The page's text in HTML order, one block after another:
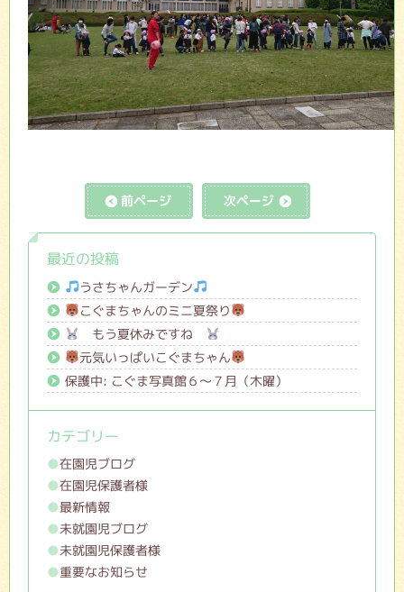
前の記事へ
最近の投稿
うさちゃんガーデン
こぐまちゃんのミニ夏祭り
もう夏休みですね
元気いっぱいこぐまちゃん
保護中: こぐま写真館６～７月（木曜）
カテゴリー
在園児ブログ
在園児保護者様
最新情報
未就園児ブログ
未就園児保護者様
重要なお知らせ